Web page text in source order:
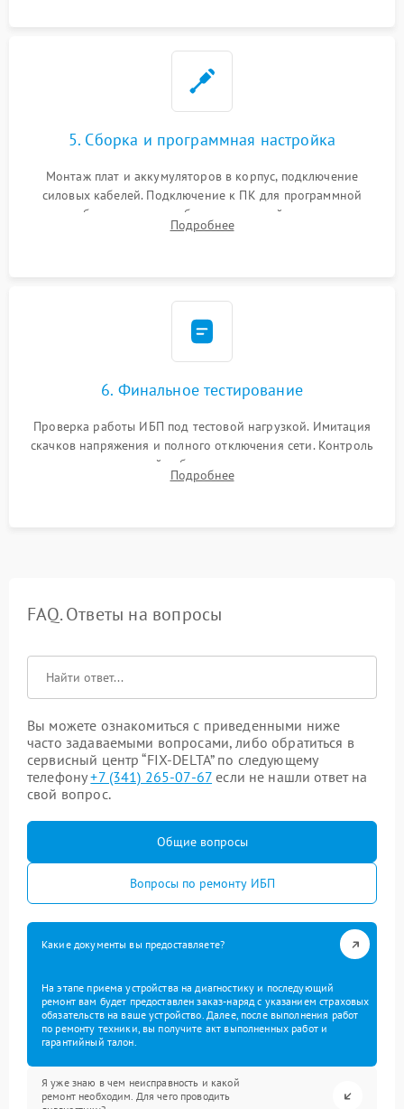
5. Сборка и программная настройка
Монтаж плат и аккумуляторов в корпус, подключение
силовых кабелей. Подключение к ПК для программной
калибровки констант батареи, настройки порогов
срабатывания AVR и сброса счетчиков старения АКБ.
Подробнее
6. Финальное тестирование
Проверка работы ИБП под тестовой нагрузкой. Имитация
скачков напряжения и полного отключения сети. Контроль
времени автономной работы, температурного режима и
корректности формы выходного сигнала.
Подробнее
FAQ. Ответы на вопросы
Вы можете ознакомиться с приведенными ниже
часто задаваемыми вопросами, либо обратиться в
сервисный центр “FIX-DELTA” по следующему
телефону+7 (341) 265-07-67 если не нашли ответ на
свой вопрос.
Общие вопросы
Вопросы по ремонту ИБП
Какие документы вы предоставляете?
На этапе приема устройства на диагностику и последующий
ремонт вам будет предоставлен заказ-наряд с указанием страховых
обязательств на ваше устройство. Далее, после выполнения работ
по ремонту техники, вы получите акт выполненных работ и
гарантийный талон.
Я уже знаю в чем неисправность и какой
ремонт необходим. Для чего проводить